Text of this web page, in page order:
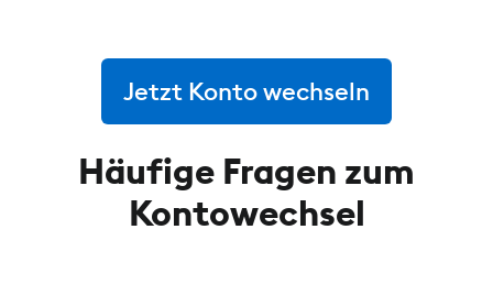
Jetzt Konto wechseln
Häufige Fragen zum
Kontowechsel